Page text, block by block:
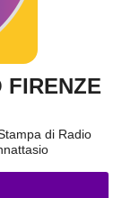
FIRENZE
di Radio